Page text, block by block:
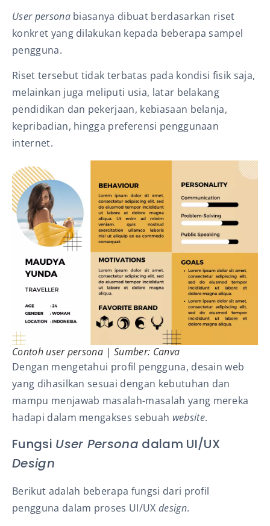
User personabiasanya dibuat berdasarkan riset
konkret yang dilakukan kepada beberapa sampel
pengguna.
Riset tersebut tidak terbatas pada kondisi fisik saja,
melainkan juga meliputi usia, latar belakang
pendidikan dan pekerjaan, kebiasaan belanja,
kepribadian, hingga preferensi penggunaan
internet.
Contohuser persona | Sumber: Canva
Dengan mengetahui profil pengguna, desain web
yang dihasilkan sesuai dengan kebutuhan dan
mampu menjawab masalah-masalah yang mereka
hadapi dalam mengakses sebuah website.
Fungsi User Persona dalam UI/UX
Design
Berikut adalah beberapa fungsi dari profil
pengguna dalam proses UI/UX design.